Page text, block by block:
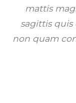
mattis
sagittis quis
non quam